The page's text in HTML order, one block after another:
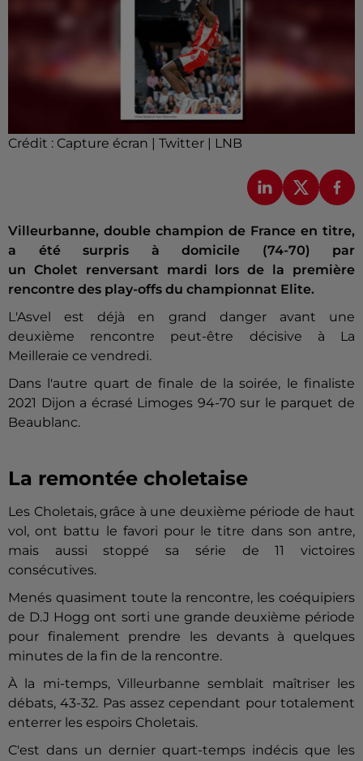
Crédit : Capture écran | Twitter | LNB
Villeurbanne, double champion de France en titre,
a été surpris à domicile (74-70) par
un Cholet renversant mardi lors de la première
rencontre des play-offs du championnat Elite.
L'Asvel est déjà en grand danger avant une
deuxième rencontre peut-être décisive à La
Meilleraie ce vendredi.
Dans l'autre quart de finale de la soirée, le finaliste
2021 Dijon a écrasé Limoges 94-70 sur le parquet de
Beaublanc.
La remontée choletaise
Les Choletais, grâce à une deuxième période de haut
vol, ont battu le favori pour le titre dans son antre,
mais aussi stoppé sa série de 11 victoires
consécutives.
Menés quasiment toute la rencontre, les coéquipiers
de D.J Hogg ont sorti une grande deuxième période
pour finalement prendre les devants à quelques
minutes de la fin de la rencontre.
À la mi-temps, Villeurbanne semblait maîtriser les
débats, 43-32. Pas assez cependant pour totalement
enterrer les espoirs Choletais.
C'est dans un dernier quart-temps indécis que les